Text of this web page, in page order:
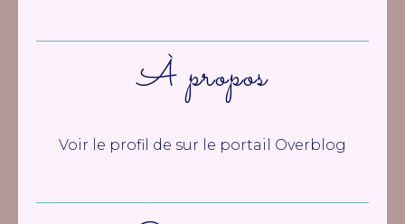
À propos
Voir le profil de sur le portail Overblog